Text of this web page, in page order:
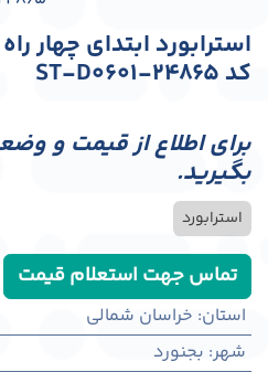
استرابورد ابتدای چهار
کد ST-D0601-24865
برای اطلاع از قیمت و
بگیرید.
استرابورد
تماس جهت استعلام قیمت
استان: خراسان شمالی
شهر: بجنورد